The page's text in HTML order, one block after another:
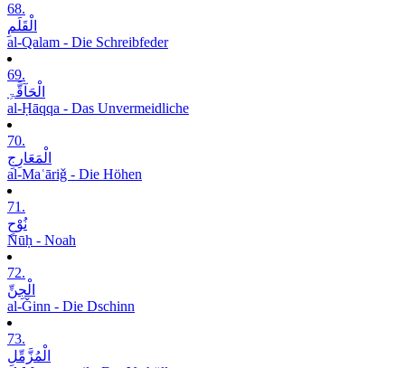
68.
الْقَلَمِ
al-Qalam - Die Schreibfeder
69.
الْحَآقَّۃِ
al-Ḥāqqa - Das Unvermeidliche
70.
الْمَعَارِجِ
al-Maʿāriǧ - Die Höhen
71.
نُوْحٍ
Nūḥ - Noah
72.
الْجِنِّ
al-Ǧinn - Die Dschinn
73.
الْمُزَّمِّلِ